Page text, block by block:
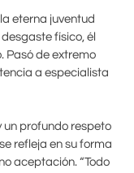
eterna juventud
físico, él
Pasó de extremo
a especialista
un profundo respeto
refleja en su forma
aceptación. “Todo